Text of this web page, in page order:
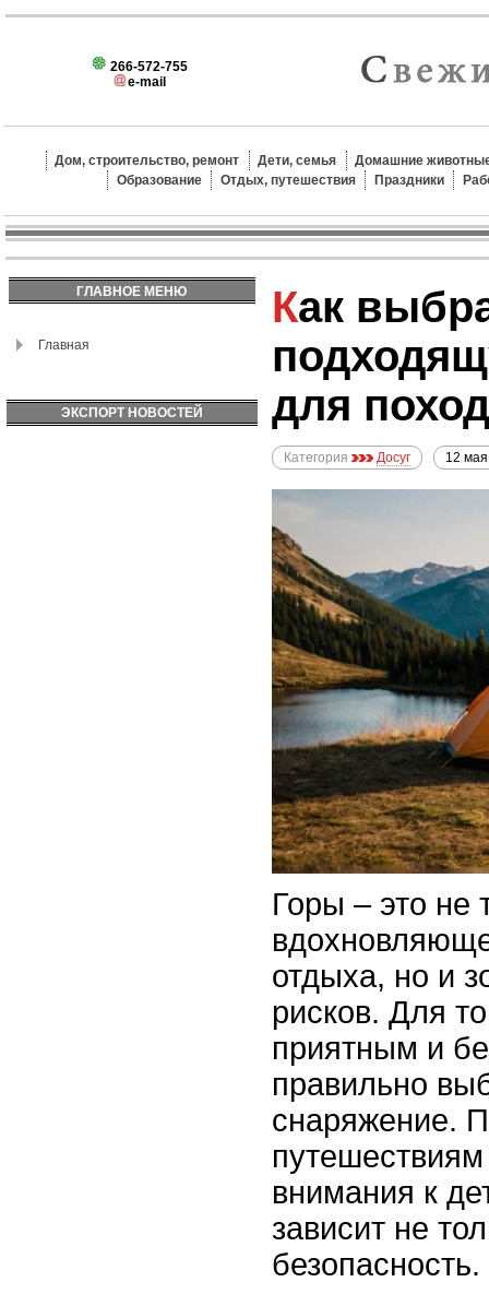
266-572-755
e-mail
Дом, строительство, ремонт Дети, семья
Домашние
Образование
Отдых, путешествия Праздники
ГЛАВНОЕ МЕНЮ
Главная
ЭКСПОРТ НОВОСТЕЙ
Как выбрать
для
Категория Досуг 12
Горы – это не
отдыха, но и
рисков. Для
приятным и
правильно
снаряжение.
путешествиям
внимания к
зависит не
безопасность.